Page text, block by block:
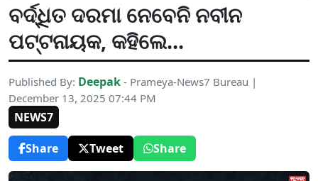
ବର୍ଦ୍ଧିତ ଦରମା ନେବେନି ନବୀନ
ପଟ୍ଟନାୟକ, କହିଲେ...
Published By: Deepak - Prameya-News7 Bureau |
December 13, 2025 07:44 PM
NEWS7
Share
Tweet Share